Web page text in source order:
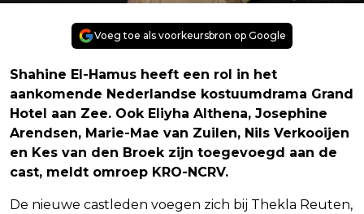
Voeg toe als voorkeursbron op Google
Shahine El-Hamus heeft een rol in het
aankomende Nederlandse kostuumdrama Grand
Hotel aan Zee. Ook Eliyha Althena, Josephine
Arendsen, Marie-Mae van Zuilen, Nils Verkooijen
en Kes van den Broek zijn toegevoegd aan de
cast, meldt omroep KRO-NCRV.
De nieuwe castleden voegen zich bij Thekla Reuten,